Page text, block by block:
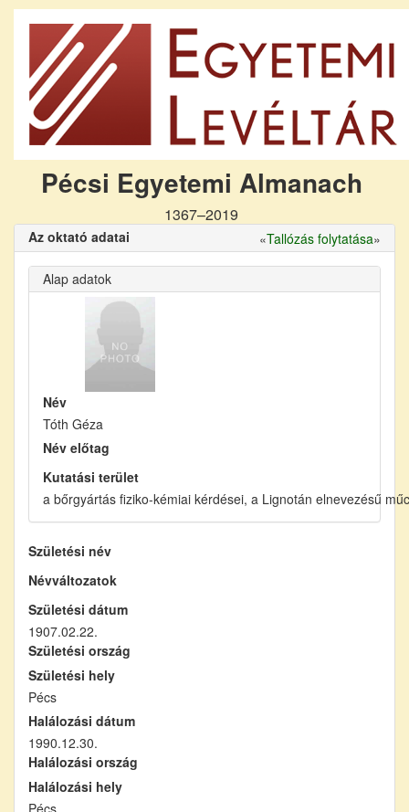
Pécsi Egyetemi Almanach
1367–2019
Az oktató adatai «Tallózás folytatása»
Alap adatok
Név
Tóth Géza
Név előtag
Kutatási terület
a bőrgyártás fiziko-kémiai kérdései, a Lignotán elnevezésű
Születési név
Névváltozatok
Születési dátum
1907.02.22.
Születési ország
Születési hely
Pécs
Halálozási dátum
1990.12.30.
Halálozási ország
Halálozási hely
Pécs